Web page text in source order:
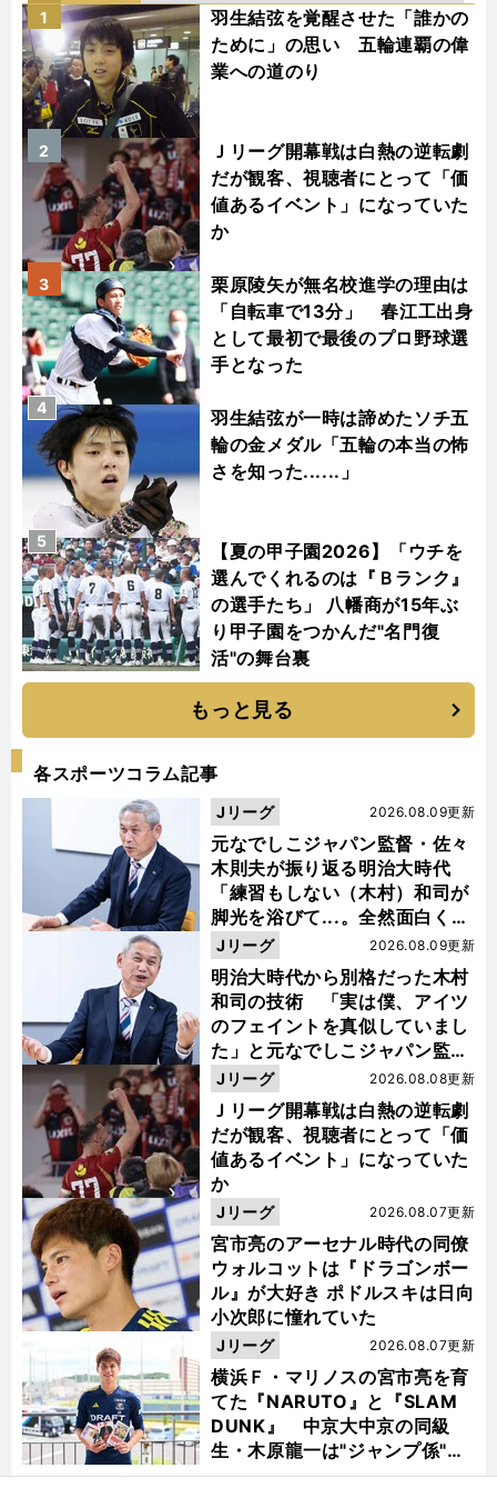
羽生結弦を覚醒させた「誰かの
ために」の思い 五輪連覇の偉
業への道のり
1
Ｊリーグ開幕戦は白熱の逆転劇
だが観客、視聴者にとって「価
値あるイベント」になっていた
か
2
栗原陵矢が無名校進学の理由は
「自転車で13分」 春江工出身
として最初で最後のプロ野球選
手となった
3
羽生結弦が一時は諦めたソチ五
輪の金メダル「五輪の本当の怖
さを知った......」
4
【夏の甲子園2026】「ウチを
選んでくれるのは『Ｂランク』
の選手たち」 八幡商が15年ぶ
り甲子園をつかんだ"名門復
活"の舞台裏
5
もっと見る
各スポーツコラム記事
元なでしこジャパン監督・佐々
木則夫が振り返る明治大時代
「練習もしない（木村）和司が
脚光を浴びて...。全然面白くな
い４年間でした」
2026.08.09更新
Jリーグ
明治大時代から別格だった木村
和司の技術 「実は僕、アイツ
のフェイントを真似していまし
た」と元なでしこジャパン監
督・佐々木則夫
2026.08.09更新
Jリーグ
Ｊリーグ開幕戦は白熱の逆転劇
だが観客、視聴者にとって「価
値あるイベント」になっていた
か
2026.08.08更新
Jリーグ
宮市亮のアーセナル時代の同僚
ウォルコットは『ドラゴンボー
ル』が大好き ポドルスキは日向
小次郎に憧れていた
2026.08.07更新
Jリーグ
横浜Ｆ・マリノスの宮市亮を育
てた『NARUTO』と『SLAM
DUNK』 中京大中京の同級
生・木原龍一は"ジャンプ係"だ
った
2026.08.07更新
Jリーグ